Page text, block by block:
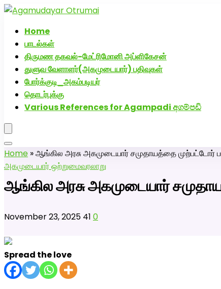
Home
பாடல்கள்
திருமண தகவல்-மேட்ரிமோனி அப்ளிகேசன்
துளுவ வேளாளர்(அகமுடையார்) பதிவுகள்
போர்க்குடி_அகம்படியர்
தொடர்புக்கு
Various References for Agampadi අගම්පඩි
Home »ஆங்கில அரசு அகமுடையார் சமுதாயத்தை
அகமுடையார் ஒற்றுமைவரலாறு
ஆங்கில அரசு அகமுடையார்
November 23, 2025 41 0
Spread the love
அகமுடையார் திருமண வரன்களுக்கு